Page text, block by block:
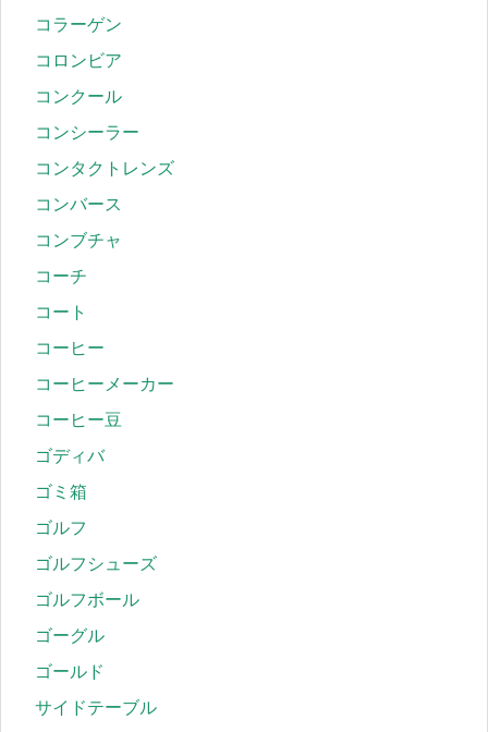
コラーゲン
コロンビア
コンクール
コンシーラー
コンタクトレンズ
コンバース
コンブチャ
コーチ
コート
コーヒー
コーヒーメーカー
コーヒー豆
ゴディバ
ゴミ箱
ゴルフ
ゴルフシューズ
ゴルフボール
ゴーグル
ゴールド
サイドテーブル